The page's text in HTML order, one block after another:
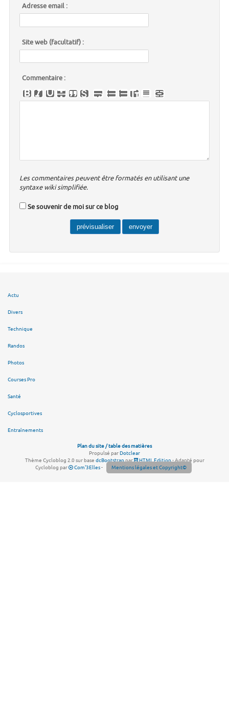
Adresse email :
Site web (facultatif) :
Commentaire :
Les commentaires peuvent être formatés en utilisant une
syntaxe wiki simplifiée.
Se souvenir de moi sur ce blog
Actu
Divers
Technique
Randos
Photos
Courses Pro
Santé
Cyclosportives
Entraînements
Plan du site / table des matières
Propulsé parDotclear
Thème Cycloblog 2.0 sur base dcBootstrappar HTML Edition- Adapté pour
Cycloblog par
Com'3Elles- Mentions légales et Copyright©